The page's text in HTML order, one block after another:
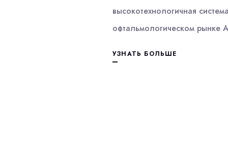
высокотехнологичная
офтальмологическом рынке
УЗНАТЬ БОЛЬШЕ